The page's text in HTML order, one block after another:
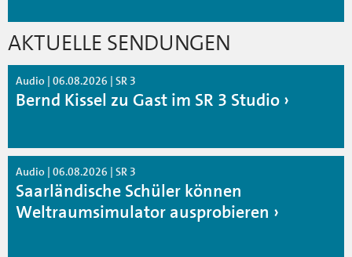
AKTUELLE SENDUNGEN
Audio | 06.08.2026 | SR 3
Bernd Kissel zu Gast im SR 3 Studio
Audio | 06.08.2026 | SR 3
Saarländische Schüler können
Weltraumsimulator ausprobieren